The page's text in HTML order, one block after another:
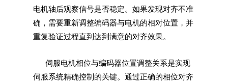
电机轴后观察信号是否稳定。如果发现对齐不准
确，需要重新调整编码器与电机的相对位置，并
重复验证过程直到达到满意的对齐效果。
伺服电机相位与编码器位置调整关系是实现
伺服系统精确控制的关键。通过正确的相位对齐